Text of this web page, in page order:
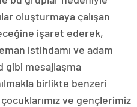
oluşturmaya çalışan
işaret ederek,
istihdamı ve adam
gibi mesajlaşma
birlikte benzeri
ve gençlerimiz